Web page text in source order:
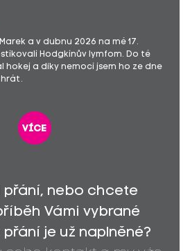
a v dubnu 2026 na mé 17.
Hodgkinův lymfom. Do té
hokej a díky nemoci jsem ho ze dne
hrát.
více
přání, nebo chcete
Vámi vybrané
přání je už naplněné?